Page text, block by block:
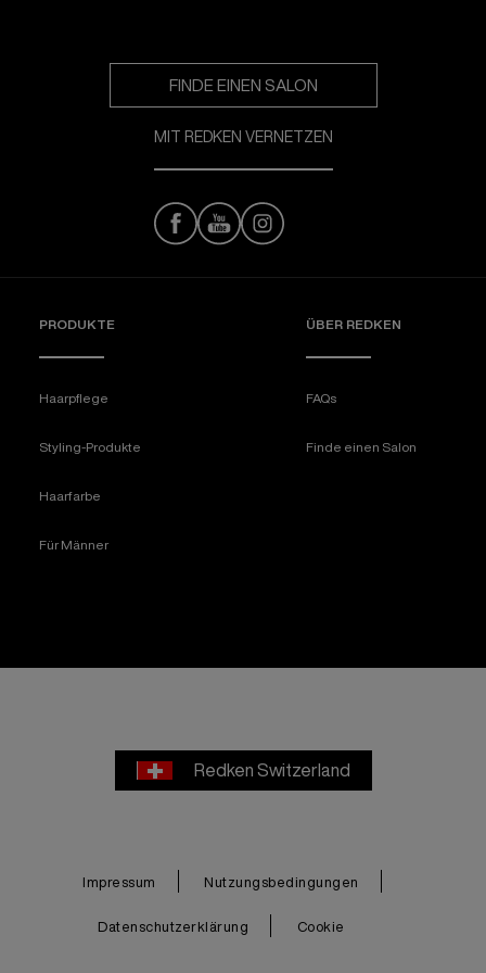
FINDE EINEN SALON
MIT REDKEN VERNETZEN
PRODUKTE
Haarpflege
Styling-Produkte
Haarfarbe
Für Männer
ÜBER REDKEN​
FAQs
Finde einen Salon
Redken Switzerland
Impressum Nutzungsbedingungen
Datenschutzerklärung Cookie